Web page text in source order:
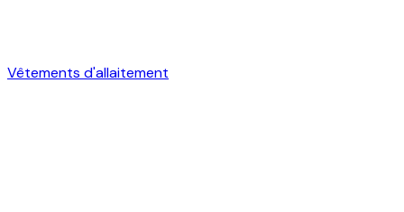
Vêtements d'allaitement